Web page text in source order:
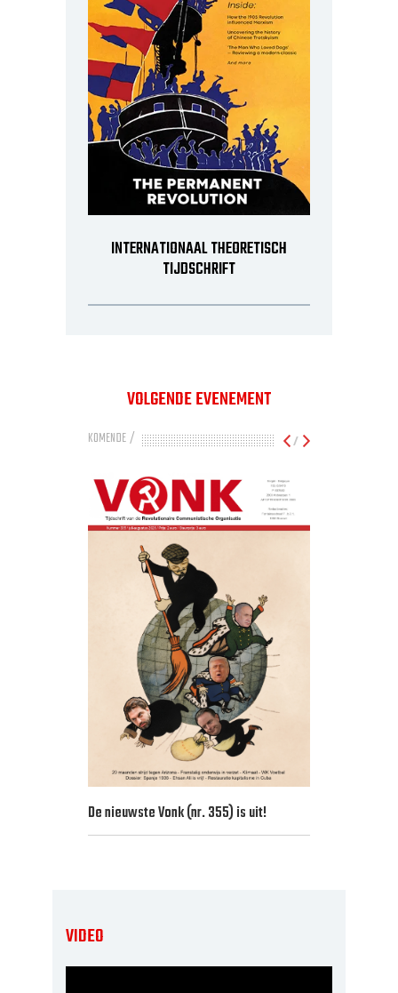
INTERNATIONAAL THEORETISCH
TIJDSCHRIFT
VOLGENDE EVENEMENT
KOMENDE
De nieuwste Vonk (nr. 355) is uit!
/
VIDEO